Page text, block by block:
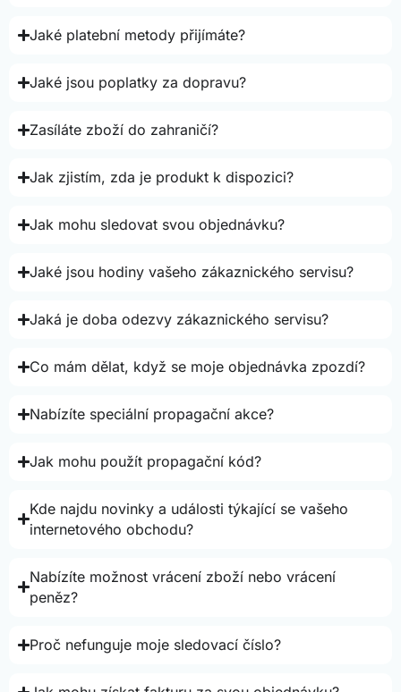
Jaké platební metody přijímáte?
Jaké jsou poplatky za dopravu?
Zasíláte zboží do zahraničí?
Jak zjistím, zda je produkt k dispozici?
Jak mohu sledovat svou objednávku?
Jaké jsou hodiny vašeho zákaznického servisu?
Jaká je doba odezvy zákaznického servisu?
Co mám dělat, když se moje objednávka zpozdí?
Nabízíte speciální propagační akce?
Jak mohu použít propagační kód?
Kde najdu novinky a události týkající se vašeho
internetového obchodu?
Nabízíte možnost vrácení zboží nebo vrácení
peněz?
Proč nefunguje moje sledovací číslo?